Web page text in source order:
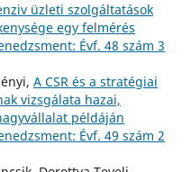
üzleti szolgáltatások
egy felmérés
Évf. 48 szám 3
A CSR és a stratégiai
vizsgálata hazai,
példáján
Évf. 49 szám 2